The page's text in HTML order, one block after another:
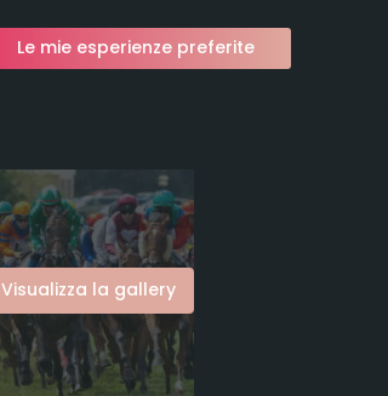
Le mie esperienze preferite
Visualizza la gallery